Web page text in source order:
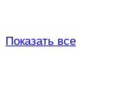
Показать все